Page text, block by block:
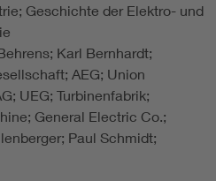
Geschichte der Elektro- und
Karl Bernhardt;
AEG; Union
UEG; Turbinenfabrik;
General Electric Co.;
Paul Schmidt;